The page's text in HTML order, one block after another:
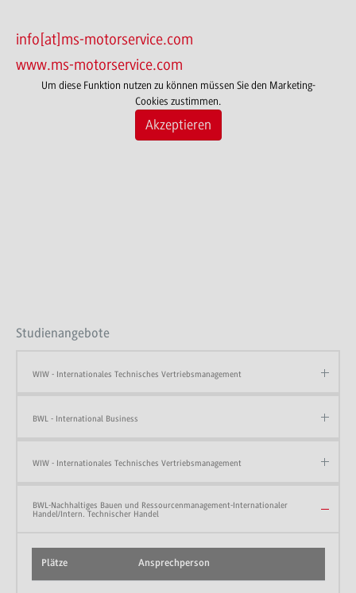
info[at]ms-motorservice.com
www.ms-motorservice.com
Um diese Funktion nutzen zu können müssen Sie den Marketing-
Cookies zustimmen.
Akzeptieren
Studienangebote
WIW - Internationales Technisches Vertriebsmanagement
BWL - International Business
WIW - Internationales Technisches Vertriebsmanagement
BWL-Nachhaltiges Bauen und Ressourcenmanagement-Internationaler
Handel/Intern. Technischer Handel
Plätze Ansprechperson